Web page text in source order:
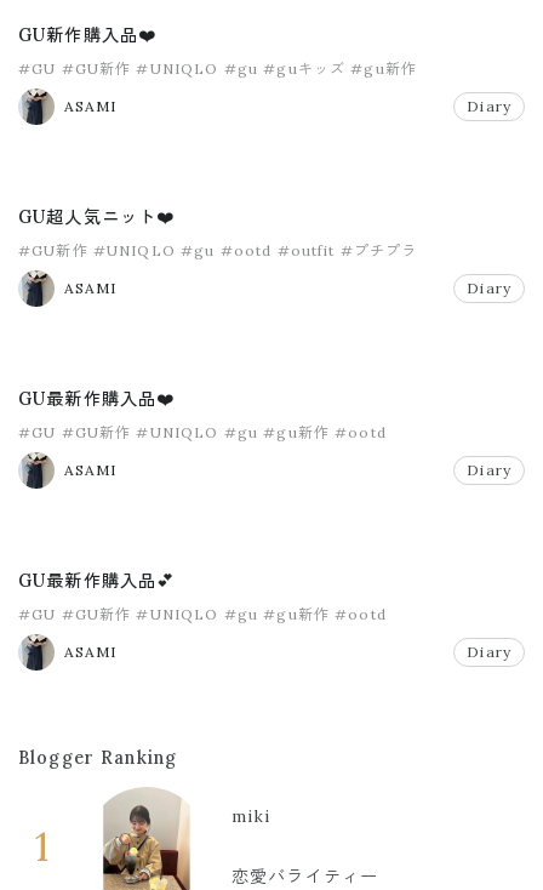
GU新作購入品❤️
#GU #GU新作 #UNIQLO #gu #guキッズ #gu新作
ASAMI Diary
GU超人気ニット❤️
#GU新作 #UNIQLO #gu #ootd #outfit #プチプラ
ASAMI Diary
GU最新作購入品❤️
#GU #GU新作 #UNIQLO #gu #gu新作 #ootd
ASAMI Diary
GU最新作購入品💕
#GU #GU新作 #UNIQLO #gu #gu新作 #ootd
ASAMI Diary
Blogger Ranking
1
miki
恋愛バライティー